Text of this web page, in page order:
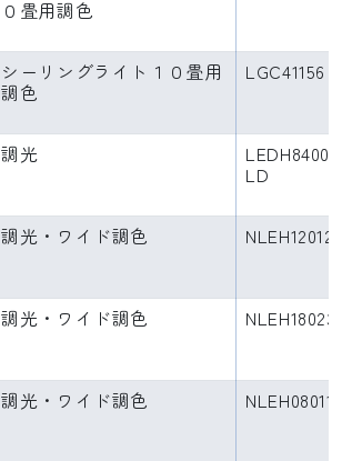
０畳用調色
シーリングライト１０畳用
調色
LGC41156
調光
LD
調光・ワイド調色
調光・ワイド調色
調光・ワイド調色